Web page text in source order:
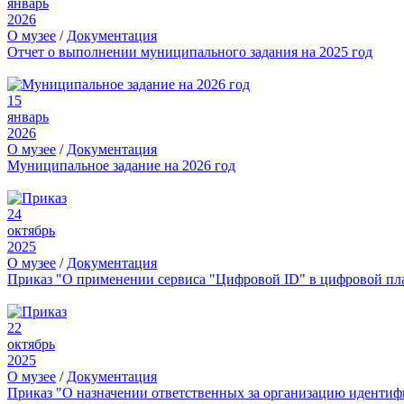
январь
2026
О музее / Документация
Отчет о выполнении муниципального задания на 2025 год
15
январь
2026
О музее / Документация
Муниципальное задание на 2026 год
24
октябрь
2025
О музее / Документация
Приказ "О применении сервиса "Цифровой ID" в цифровой
22
октябрь
2025
О музее / Документация
Приказ "О назначении ответственных за организацию